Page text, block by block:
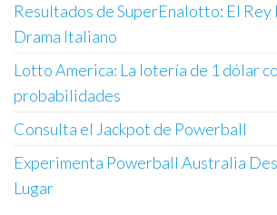
Resultados de SuperEnalotto: El Rey
Drama Italiano
Lotto America: La lotería de 1 dólar
probabilidades
Consulta el Jackpot de Powerball
Experimenta Powerball Australia
Lugar